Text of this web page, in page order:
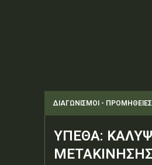
ΔΙΑΓΩΝΙΣΜΟΊ - ΠΡΟΜΉΘΕΙΕΣ
ΥΠΕΘΑ:
ΜΕΤΑΚΙΝΗΣΗΣ